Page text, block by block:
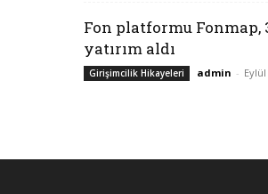
Fon platformu
yatırım aldı
Girişimcilik Hikayeleri admin -